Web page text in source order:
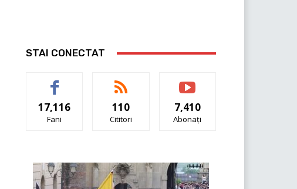
STAI CONECTAT
17,116
Fani
110
Cititori
7,410
Abonați